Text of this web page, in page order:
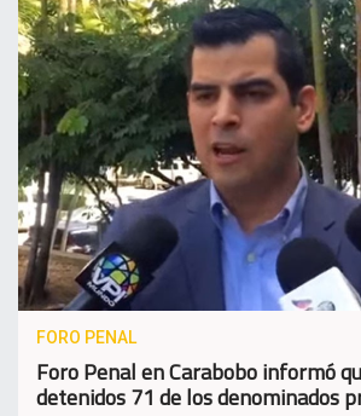
FORO PENAL
Foro Penal en Carabobo informó
detenidos 71 de los denominados